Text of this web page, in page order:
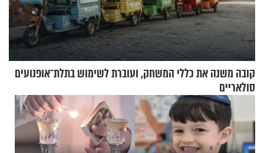
קובה משנה את כללי המשחק, ועוברת לשימוש בתלת־אופנועים
סולאריים